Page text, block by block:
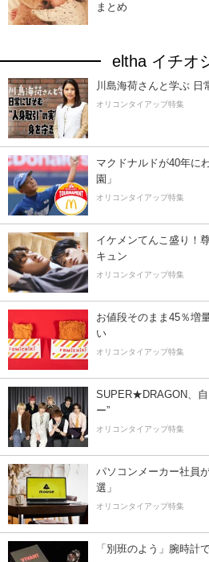
まとめ
eltha イチオ
川島海荷さんと学ぶ 日
オリコンタイアップ特集
マクドナルドが40年に
園」
オリコンタイアップ特集
イケメンてんこ盛り！
キュン
オリコンタイアップ特集
お値段そのまま45％増
い
オリコンタイアップ特集
SUPER★DRAGON、自
ー”
オリコンタイアップ特集
パソコンメーカー社員
選」
オリコンタイアップ特集
「別班のよう」腕時計